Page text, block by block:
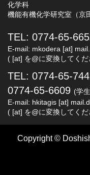
化学科
機能有機化学研究室（京
TEL: 0774-65-
E-mail: mkodera [at]
( [at] を@に変換してくだ
TEL: 0774-65-
0774-65-6609 (学
E-mail: hkitagis [at]
( [at] を@に変換してくだ
Copyright ©